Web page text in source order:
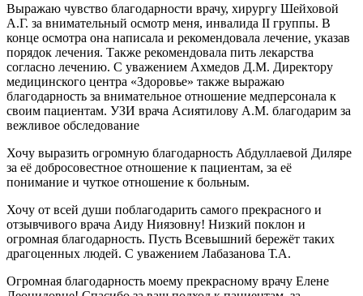
Выражаю чувство благодарности врачу, хирургу Шейховой
А.Г. за внимательный осмотр меня, инвалида II группы. В
конце осмотра она написала и рекомендовала лечение, указав
порядок лечения. Также рекомендовала пить лекарства
согласно лечению. С уважением Ахмедов Д.М. Директору
медицинского центра «Здоровье» также выражаю
благодарность за внимательное отношение медперсонала к
своим пациентам. УЗИ врача Асиятилову А.М. благодарим за
вежливое обследование
Хочу выразить огромную благодарность Абдуллаевой Диляре
за её добросовестное отношение к пациентам, за её
понимание и чуткое отношение к больным.
Хочу от всей души поблагодарить самого прекрасного и
отзывчивого врача Аиду Ниязовну! Низкий поклон и
огромная благодарность. Пусть Всевышний бережёт таких
драгоценных людей. С уважением Лабазанова Т.А.
Огромная благодарность моему прекрасному врачу Елене